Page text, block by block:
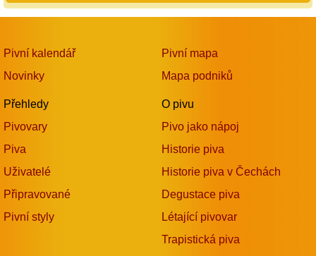
Pivní kalendář
Novinky
Přehledy
Pivovary
Piva
Uživatelé
Připravované
Pivní styly
Pivní mapa
Mapa podniků
O pivu
Pivo jako nápoj
Historie piva
Historie piva v Čechách
Degustace piva
Létající pivovar
Trapistická piva